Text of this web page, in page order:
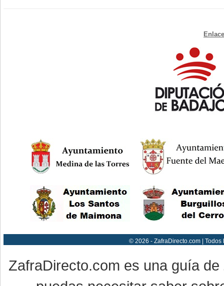
© 2026 - ZafraDirecto.com |
ZafraDirecto.com es una guía de